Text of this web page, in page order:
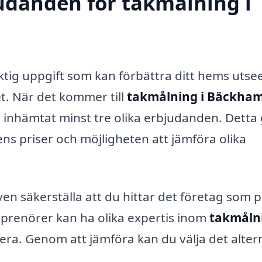
uppgift som kan förbättra ditt hems
När det kommer till takmålning i
minst tre olika erbjudanden. Detta
priser och möjligheten att jämföra olika
säkerställa att du hittar det företag som
kan ha olika expertis inom
Genom att jämföra kan du välja det